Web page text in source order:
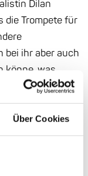
Über Cookies
Dilan
die Trompete für
bei ihr aber auch
könne, was
als
Kadehi Ters
Auf ihrem
Sängerin,